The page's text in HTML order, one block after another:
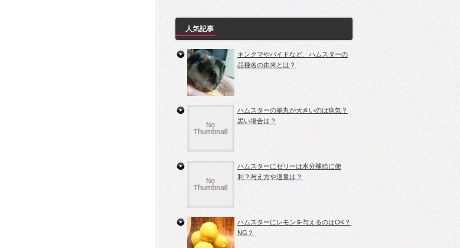
人気記事
キンクマやパイドなど、ハムスターの
品種名の由来とは？
ハムスターの睾丸が大きいのは病気？
黒い場合は？
ハムスターにゼリーは水分補給に便
利？与え方や適量は？
ハムスターにレモンを与えるのはOK？
NG？